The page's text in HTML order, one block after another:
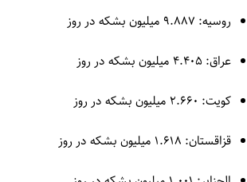
روسیه: ۹.۸۸۷ میلیون بشکه در روز
عراق: ۴.۴۰۵ میلیون بشکه در روز
کویت: ۲.۶۶۰ میلیون بشکه در روز
قزاقستان: ۱.۶۱۸ میلیون بشکه در روز